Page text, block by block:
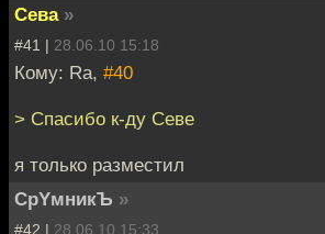
Сева »
#41 | 28.06.10 15:18
Кому: Ra, #40
> Спасибо к-ду Севе
я только разместил
CpYмникЪ »
#42 | 28.06.10 15:33